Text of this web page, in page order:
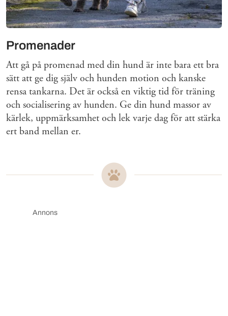
Promenader
Att gå på promenad med din hund är inte bara ett bra
sätt att ge dig själv och hunden motion och kanske
rensa tankarna. Det är också en viktig tid för träning
och socialisering av hunden. Ge din hund massor av
kärlek, uppmärksamhet och lek varje dag för att stärka
ert band mellan er.
Annons